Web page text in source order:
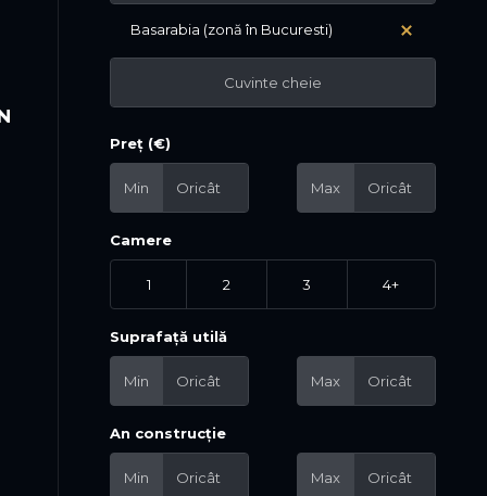
Basarabia (zonă în Bucuresti)
Preț (€)
Min Max
Camere
1 2 3 4+
Suprafață utilă
Min Max
An construcție
Min Max